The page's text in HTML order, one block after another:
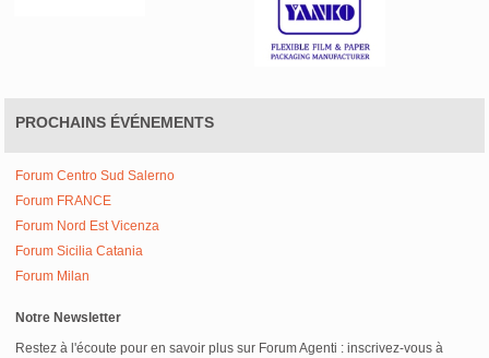
PROCHAINS ÉVÉNEMENTS
Forum Centro Sud Salerno
Forum FRANCE
Forum Nord Est Vicenza
Forum Sicilia Catania
Forum Milan
Notre Newsletter
Restez à l'écoute pour en savoir plus sur Forum Agenti : inscrivez-vous à